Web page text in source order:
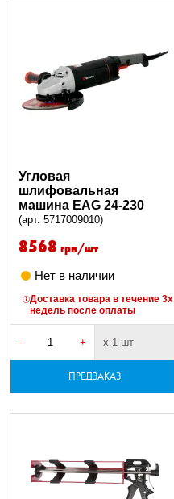
Угловая
шлифовальная
машина EAG 24-230
(арт. 5717009010)
8568 грн/шт
Нет в наличии
Доставка товара в течение 3х
недель после оплаты
- + х 1 шт
ПРЕДЗАКАЗ